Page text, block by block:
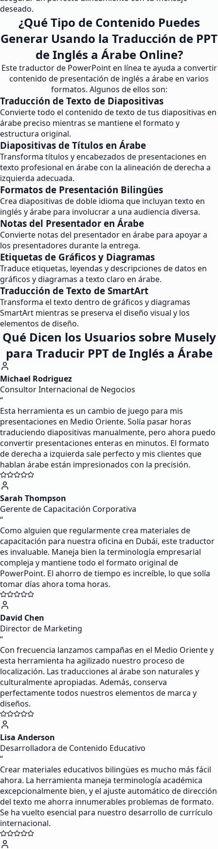
deseado.
¿Qué Tipo de Contenido Puedes
Generar Usando la Traducción de PPT
de Inglés a Árabe Online?
Este traductor de PowerPoint en línea te ayuda a convertir
contenido de presentación de inglés a árabe en varios
formatos. Algunos de ellos son:
Traducción de Texto de Diapositivas
Convierte todo el contenido de texto de tus diapositivas en
árabe preciso mientras se mantiene el formato y
estructura original.
Diapositivas de Títulos en Árabe
Transforma títulos y encabezados de presentaciones en
texto profesional en árabe con la alineación de derecha a
izquierda adecuada.
Formatos de Presentación Bilingües
Crea diapositivas de doble idioma que incluyan texto en
inglés y árabe para involucrar a una audiencia diversa.
Notas del Presentador en Árabe
Convierte notas del presentador en árabe para apoyar a
los presentadores durante la entrega.
Etiquetas de Gráficos y Diagramas
Traduce etiquetas, leyendas y descripciones de datos en
gráficos y diagramas a texto claro en árabe.
Traducción de Texto de SmartArt
Transforma el texto dentro de gráficos y diagramas
SmartArt mientras se preserva el diseño visual y los
elementos de diseño.
Qué Dicen los Usuarios sobre Musely
para Traducir PPT de Inglés a Árabe
Michael Rodriguez
Consultor Internacional de Negocios
“
Esta herramienta es un cambio de juego para mis
presentaciones en Medio Oriente. Solía pasar horas
traduciendo diapositivas manualmente, pero ahora puedo
convertir presentaciones enteras en minutos. El formato
de derecha a izquierda sale perfecto y mis clientes que
hablan árabe están impresionados con la precisión.
Sarah Thompson
Gerente de Capacitación Corporativa
“
Como alguien que regularmente crea materiales de
capacitación para nuestra oficina en Dubái, este traductor
es invaluable. Maneja bien la terminología empresarial
compleja y mantiene todo el formato original de
PowerPoint. El ahorro de tiempo es increíble, lo que solía
tomar días ahora toma horas.
David Chen
Director de Marketing
“
Con frecuencia lanzamos campañas en el Medio Oriente y
esta herramienta ha agilizado nuestro proceso de
localización. Las traducciones al árabe son naturales y
culturalmente apropiadas. Además, conserva
perfectamente todos nuestros elementos de marca y
diseños.
Lisa Anderson
Desarrolladora de Contenido Educativo
“
Crear materiales educativos bilingües es mucho más fácil
ahora. La herramienta maneja terminología académica
excepcionalmente bien, y el ajuste automático de dirección
del texto me ahorra innumerables problemas de formato.
Se ha vuelto esencial para nuestro desarrollo de currículo
internacional.